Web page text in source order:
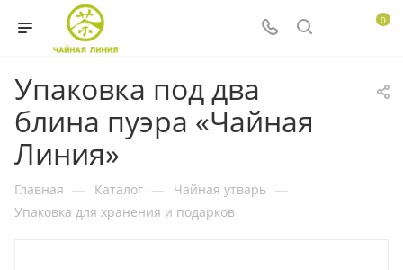
0
Упаковка под два
блина пуэра «Чайная
Линия»
Главная — Каталог — Чайная утварь —
Упаковка для хранения и подарков